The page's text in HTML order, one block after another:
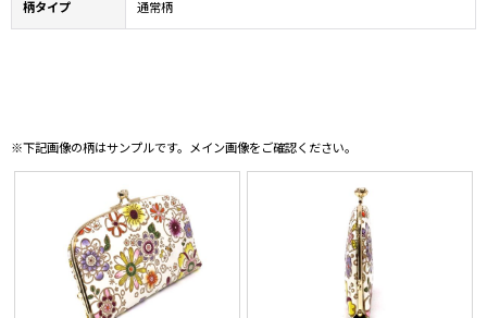
柄タイプ 通常柄
※下記画像の柄はサンプルです。メイン画像をご確認ください。